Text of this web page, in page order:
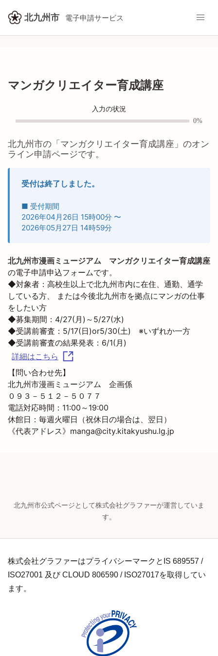
北九州市 電子申請サービス
マンガクリエイター育成講座
入力の状況
0%
北九州市の「 マンガクリエイター育成講座 」のオン
ライン申請ページです。
受付は終了しました。
■ 受付期間
2026年04月26日 15時00分 〜
2026年05月27日 14時59分
北九州市漫画ミュージアム　マンガクリエイター育成講座
の電子申請申込フォームです。
◆対象者：高校生以上で北九州市内に在住、通勤、通学
している方、 または今後北九州市を拠点にマンガの仕事
をしたい方
◆募集期間：4/27(月)～5/27(水)
◆受講前審査：5/17(日)or5/30(土)　※いずれか一方
詳細はこちら
【問い合わせ先】
北九州市漫画ミュージアム　企画係
０９３－５１２－５０７７
電話対応時間：11:00～19:00
休館日：毎週火曜日（祝休日の場合は、翌日）
《代表アドレス》manga@city.kitakyushu.lg.jp
北九州市公式ページとして株式会社グラファーが運営していま
す。
株式会社グラファーはプライバシーマークとIS 689557 /
ISO27001 及び CLOUD 806590 / ISO27017を取得してい
ます。